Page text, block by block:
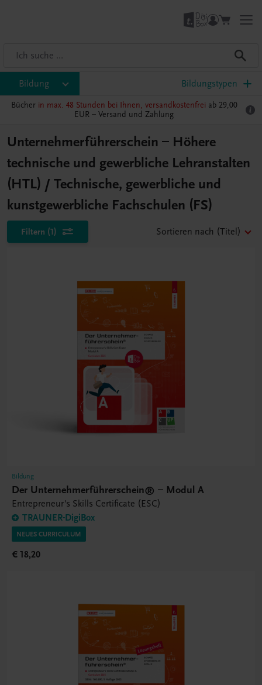
Bildung Bildungstypen
Bücher in max. 48 Stunden bei Ihnen, versandkostenfrei ab 29,00
EUR – Versand und Zahlung
Unternehmerführerschein – Höhere
technische und gewerbliche Lehranstalten
(HTL) / Technische, gewerbliche und
kunstgewerbliche Fachschulen (FS)
Filtern (1) Sortieren nach (Titel)
Bildung
Der Unternehmerführerschein® – Modul A
Entrepreneur's Skills Certificate (ESC)
TRAUNER-DigiBox
NEUES CURRICULUM
€ 18,20